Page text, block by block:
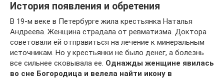
История появления и обретения
В 19-м веке в Петербурге жила крестьянка Наталья
Андреева. Женщина страдала от ревматизма. Доктора
советовали ей отправиться на лечение к минеральным
источникам. Но у крестьянки не было денег, а болезнь
все сильнее сковывала ее. Однажды женщине явилась
во сне Богородица и велела найти икону в